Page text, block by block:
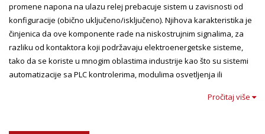
promene napona na ulazu relej prebacuje sistem u zavisnosti od
konfiguracije (obično uključeno/isključeno). Njihova karakteristika je
činjenica da ove komponente rade na niskostrujnim signalima, za
razliku od kontaktora koji podržavaju elektroenergetske sisteme,
tako da se koriste u mnogim oblastima industrije kao što su sistemi
automatizacije sa PLC kontrolerima, modulima osvetljenja ili
Rade slično kao elektromagneti - magnetno polje stvara struja u
na kontaktne opruge.
Pročitaj više